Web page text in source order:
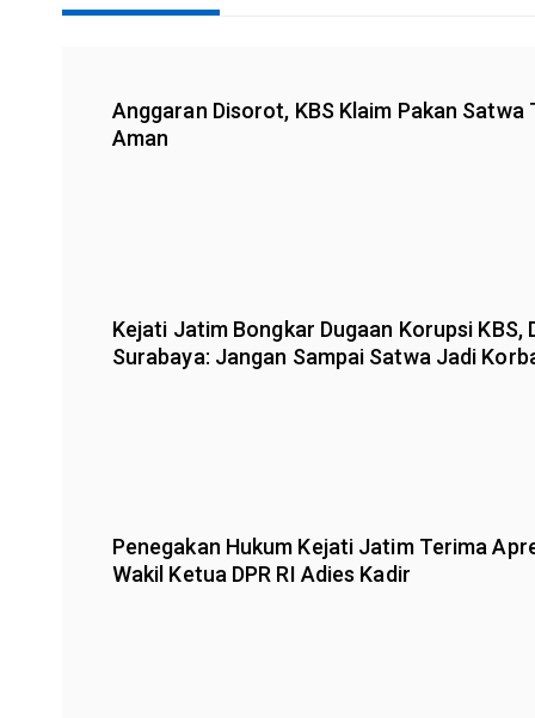
Anggaran Disorot, KBS Klaim Pakan Satwa
Aman
Kejati Jatim Bongkar Dugaan Korupsi KBS,
Surabaya: Jangan Sampai Satwa Jadi
Penegakan Hukum Kejati Jatim Terima
Wakil Ketua DPR RI Adies Kadir